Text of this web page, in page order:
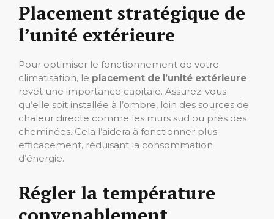
Placement stratégique de
l’unité extérieure
Pour optimiser le fonctionnement de votre
climatisation, le placement de l’unité extérieure
revêt une importance capitale. Assurez-vous
qu’elle soit installée à l’ombre, loin des sources de
chaleur directe comme les murs sud ou près des
cheminées. Cela l’aidera à fonctionner plus
efficacement, réduisant la consommation
d’énergie.
Régler la température